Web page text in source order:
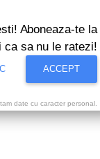
Aboneaza-te la
ca sa nu le ratezi!
ACCEPT
date cu caracter personal.